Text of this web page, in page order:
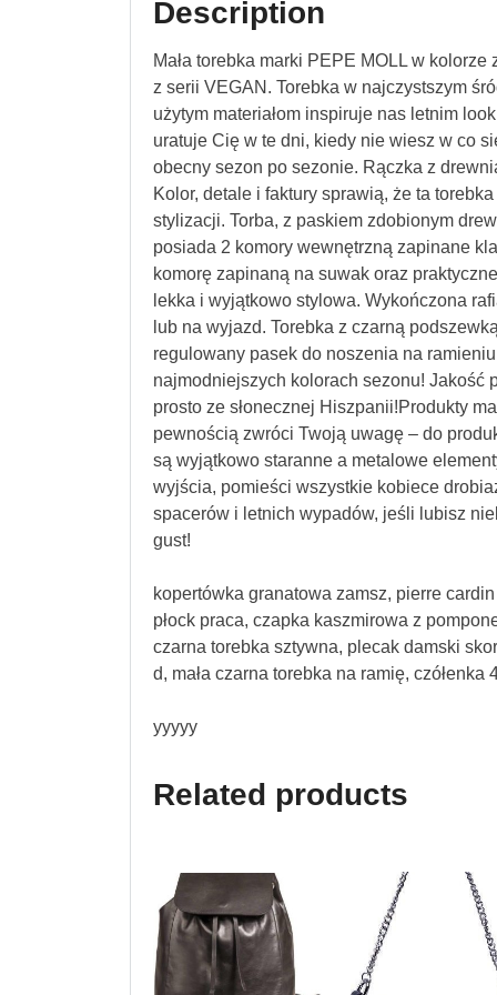
Description
Mała torebka marki PEPE MOLL w
z serii VEGAN. Torebka w najczystszym
użytym materiałom inspiruje nas letnim
uratuje Cię w te dni, kiedy nie wiesz w co
obecny sezon po sezonie. Rączka z
Kolor, detale i faktury sprawią, że ta
stylizacji. Torba, z paskiem zdobionym
posiada 2 komory wewnętrzną zapinane
komorę zapinaną na suwak oraz
lekka i wyjątkowo stylowa. Wykończona
lub na wyjazd. Torebka z czarną
regulowany pasek do noszenia na
najmodniejszych kolorach sezonu! Jakość
prosto ze słonecznej Hiszpanii!Produkty
pewnością zwróci Twoją uwagę – do
są wyjątkowo staranne a metalowe
wyjścia, pomieści wszystkie kobiece
spacerów i letnich wypadów, jeśli lubisz
gust!
kopertówka granatowa zamsz, pierre
płock praca, czapka kaszmirowa z
czarna torebka sztywna, plecak damski
d, mała czarna torebka na ramię, czółenka
yyyyy
Related products